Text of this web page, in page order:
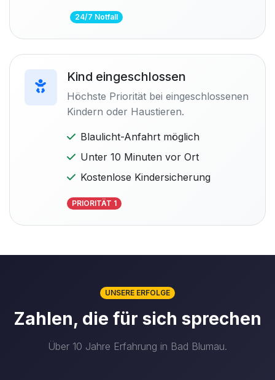
24/7 Notfall
Kind eingeschlossen
Höchste Priorität bei eingeschlossenen
Kindern oder Haustieren.
Blaulicht-Anfahrt möglich
Unter 10 Minuten vor Ort
Kostenlose Kindersicherung
PRIORITÄT 1
UNSERE ERFOLGE
Zahlen, die für sich sprechen
Über 10 Jahre Erfahrung in Bad Blumau.